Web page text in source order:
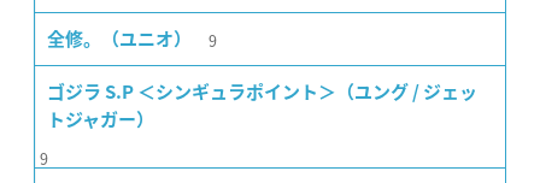
全修。（ユニオ） 9
ゴジラ S.P ＜シンギュラポイント＞（ユング / ジェッ
トジャガー）
9